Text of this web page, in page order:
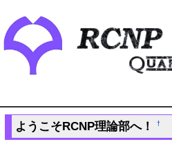
ようこそRCNP理論部へ！ †